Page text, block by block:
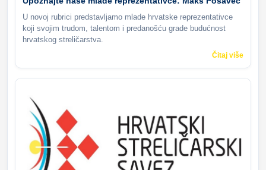
U novoj rubrici predstavljamo mlade hrvatske reprezentativce
koji svojim trudom, talentom i predanošću grade budućnost
hrvatskog streličarstva.
Čitaj više